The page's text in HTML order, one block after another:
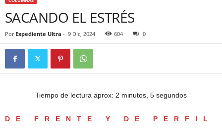
SACANDO EL ESTRÉS
Por Expediente Ultra - 9 Dic, 2024 604 0
Tiempo de lectura aprox: 2 minutos, 5 segundos
DE FRENTE Y DE PERFIL